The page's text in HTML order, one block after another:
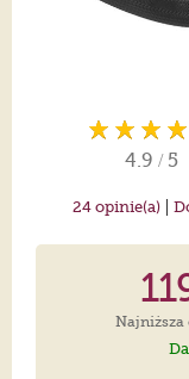
4.9 / 5
24 opinie(a) |
Najniższa